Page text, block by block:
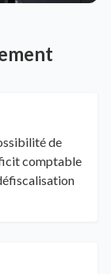
de
comptable